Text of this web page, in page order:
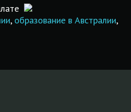
, образование в Австралии,